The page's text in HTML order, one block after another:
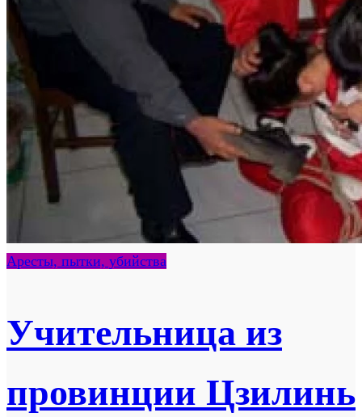
Аресты, пытки, убийства
Учительница из
провинции Цзилинь